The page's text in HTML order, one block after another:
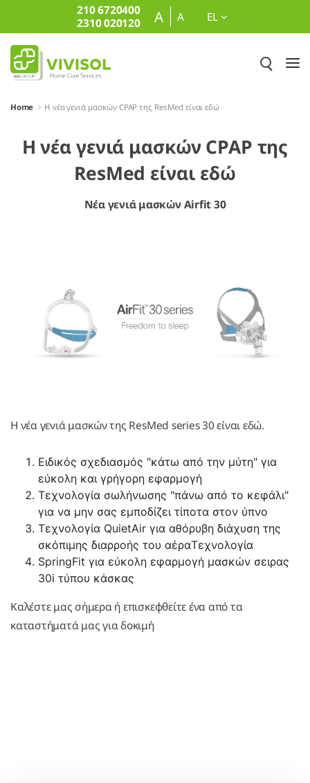
Skip to Main Content210 6720400
2310 020120
A A EL
Home Η νέα γενιά μασκών CPAP της ResMed είναι εδώ
Η νέα γενιά μασκών CPAP της
ResMed είναι εδώ
Νέα γενιά μασκών Airfit 30
Η νέα γενιά μασκών της ResMed series 30 είναι εδώ.
Ειδικός σχεδιασμός "κάτω από την μύτη" για
εύκολη και γρήγορη εφαρμογή
Τεχνολογία σωλήνωσης "πάνω από το κεφάλι"
για να μην σας εμποδίζει τίποτα στον ύπνο
Τεχνολογία QuietAir για αθόρυβη διάχυση της
σκόπιμης διαρροής του αέραΤεχνολογία
SpringFit για εύκολη εφαρμογή μασκών σειρας
30i τύπου κάσκας
Καλέστε μας σήμερα ή επισκεφθείτε ένα από τα
καταστήματά μας για δοκιμή